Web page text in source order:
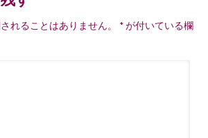
れることはありません。 *が付いている欄